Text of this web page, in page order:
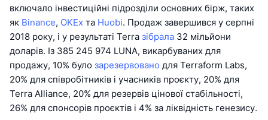
включало інвестиційні підрозділи основних бірж, таких
як Binance, OKEx та Huobi. Продаж завершився у серпні
2018 року, і у результаті Terra зібрала 32 мільйони
доларів. Із 385 245 974 LUNA, викарбуваних для
продажу, 10% було зарезервовано для Terraform Labs,
20% для співробітників і учасників проєкту, 20% для
Terra Alliance, 20% для резервів цінової стабільності,
26% для спонсорів проєктів і 4% за ліквідність генезису.